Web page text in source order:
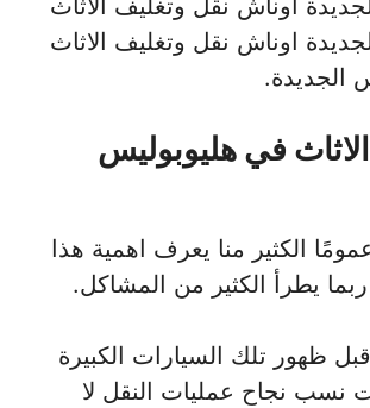
اوناش نقل وتغليف الاثاث
اوناش نقل وتغليف الاثاث
الجديدة.
في هليوبوليس
الكثير منا يعرف اهمية هذا
ربما يطرأ الكثير من المشاكل.
ظهور تلك السيارات الكبيرة
نسب نجاح عمليات النقل لا